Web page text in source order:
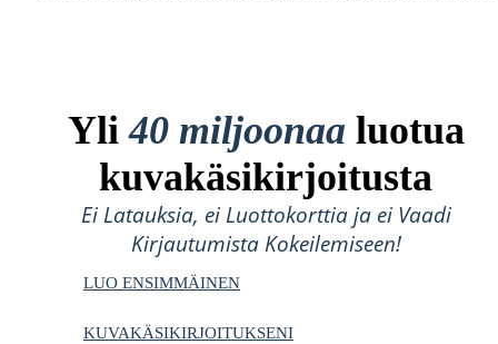
Yli40 miljoonaa luotua
kuvakäsikirjoitusta
Ei Latauksia, ei Luottokorttia ja ei Vaadi
Kirjautumista Kokeilemiseen!
LUO ENSIMMÄINEN
KUVAKÄSIKIRJOITUKSENI